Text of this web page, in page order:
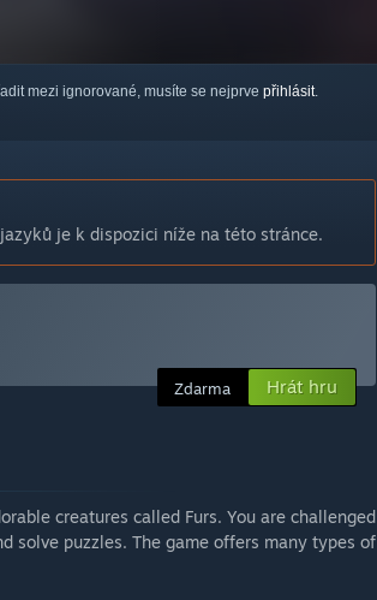
mezi ignorované, musíte se nejprve přihlásit.
je k dispozici níže na této stránce.
Zdarma Hrát hru
creatures called Furs. You are challenged
solve puzzles. The game offers many types of